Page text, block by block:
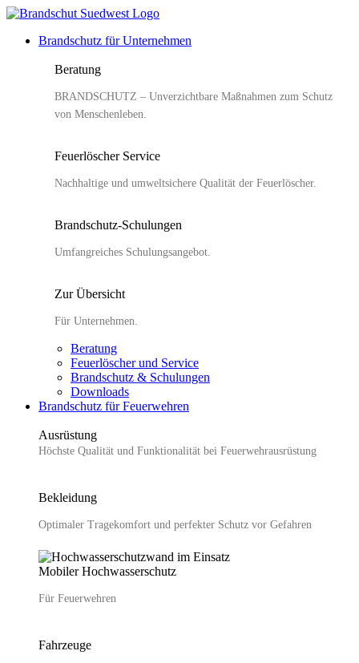
Zum
springenBrandschutz für Unternehmen
Beratung
BRANDSCHUTZ – Unverzichtbare Maßnahmen zum Schutz
von Menschenleben.
Feuerlöscher Service
Nachhaltige und umweltsichere Qualität der Feuerlöscher.
Brandschutz-Schulungen
Umfangreiches Schulungsangebot.
Zur Übersicht
Für Unternehmen.
Beratung
Feuerlöscher und Service
Brandschutz & Schulungen
Downloads
Brandschutz für Feuerwehren
Ausrüstung
Höchste Qualität und Funktionalität bei Feuerwehr­ausrüstung
Bekleidung
Optimaler Tragekomfort und perfekter Schutz vor Gefahren
Mobiler Hochwasser­schutz
Für Feuerwehren
Fahrzeuge